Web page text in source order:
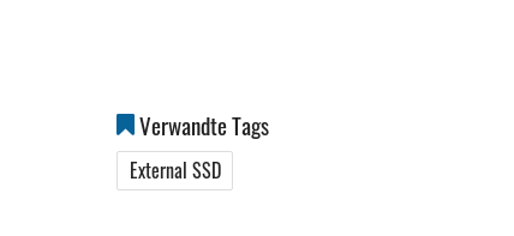
Verwandte Tags
External SSD